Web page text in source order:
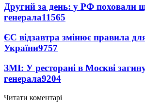
Другий за день: у РФ поховали
генерала11565
ЄС відзавтра змінює правила для
України9757
ЗМІ: У ресторані в Москві
генерала9204
Читати коментарі